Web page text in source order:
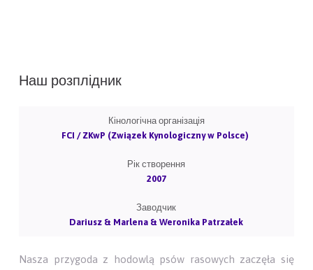
Наш розплідник
Кінологічна організація
FCI / ZKwP (Związek Kynologiczny w Polsce)
Рік створення
2007
Заводчик
Dariusz & Marlena & Weronika Patrzałek
Nasza przygoda z hodowlą psów rasowych zaczęła się